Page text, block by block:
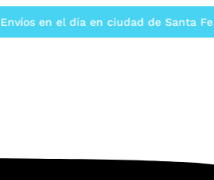
en el día en ciudad de Santa Fe